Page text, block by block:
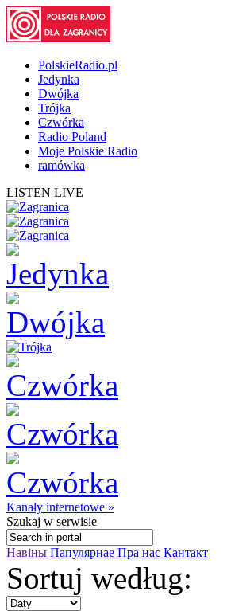
PolskieRadio.pl
Jedynka
Dwójka
Trójka
Czwórka
Radio Poland
Moje Polskie Radio
ramówka
LISTEN LIVE
Kanały internetowe »
Szukaj w serwisie
Навіны Папулярнае Пра нас Кантакт
Sortuj według: